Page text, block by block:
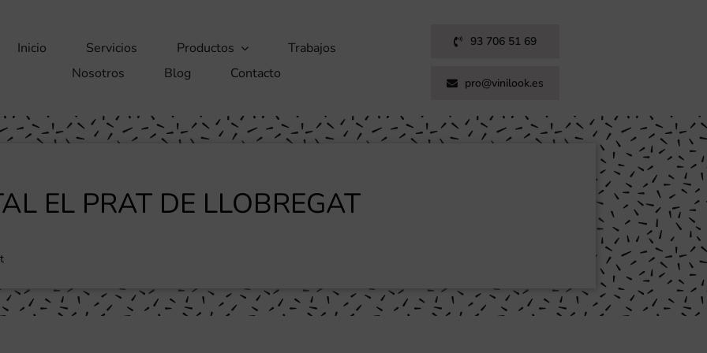
Inicio Servicios Productos
Trabajos
Nosotros
Blog Contacto
93 706 51 69
pro@vinilook.es
EL PRAT DE LLOBREGAT